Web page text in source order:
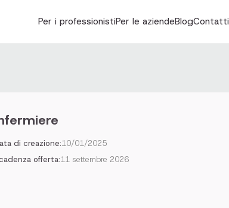
Per i professionistiPer le aziendeBlogContatti
di creazione:10/01/2025
offerta:11 settembre 2026